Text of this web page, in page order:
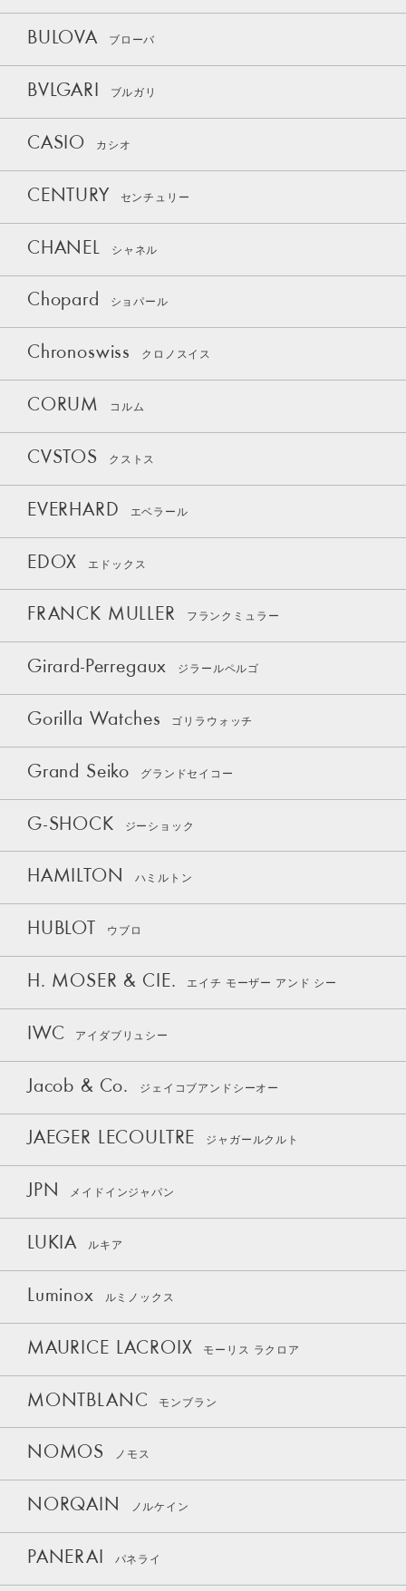
BULOVA ブローバ
BVLGARI ブルガリ
CASIO カシオ
CENTURY センチュリー
CHANEL シャネル
Chopard ショパール
Chronoswiss クロノスイス
CORUM コルム
CVSTOS クストス
EVERHARD エベラール
EDOX エドックス
FRANCK MULLER フランクミュラー
Girard-Perregaux ジラールペルゴ
Gorilla Watches ゴリラウォッチ
Grand Seiko グランドセイコー
G-SHOCK ジーショック
HAMILTON ハミルトン
HUBLOT ウブロ
H. MOSER & CIE. エイチ モーザー アンド シー
IWC アイダブリュシー
Jacob & Co. ジェイコブアンドシーオー
JAEGER LECOULTRE ジャガールクルト
JPN メイドインジャパン
LUKIA ルキア
Luminox ルミノックス
MAURICE LACROIX モーリス ラクロア
MONTBLANC モンブラン
NOMOS ノモス
NORQAIN ノルケイン
PANERAI パネライ